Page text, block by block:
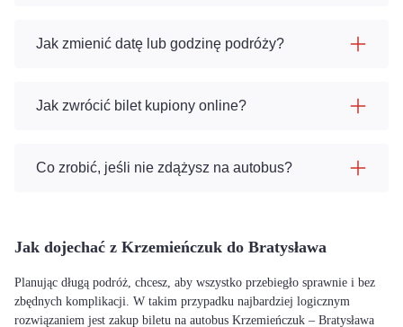
Jak zmienić datę lub godzinę podróży?
Jak zwrócić bilet kupiony online?
Co zrobić, jeśli nie zdążysz na autobus?
Jak dojechać z Krzemieńczuk do Bratysława
Planując długą podróż, chcesz, aby wszystko przebiegło sprawnie i bez
zbędnych komplikacji. W takim przypadku najbardziej logicznym
rozwiązaniem jest zakup biletu na autobus Krzemieńczuk – Bratysława